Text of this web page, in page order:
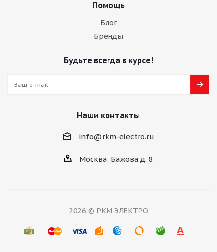
Помощь
Блог
Бренды
Будьте всегда в курсе!
Наши контакты
info@rkm-electro.ru
Москва, Бажова д. 8
2026 © РКМ ЭЛЕКТРО